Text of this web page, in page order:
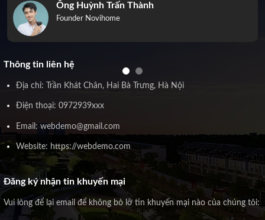
Ông Huỳnh Trấn Thành
Founder Novihome
Thông tin liên hệ
Địa chỉ: Trần Khát Chân, Hai Bà Trưng, Hà Nội
Điện thoại: 0972939xxx
Email: webdemo@gmail.com
Website: https://webdemo.com
Đăng ký nhận tin khuyến mại
Vui lòng để lại email để không bỏ lỡ tin khuyến mại nào của chúng tôi: